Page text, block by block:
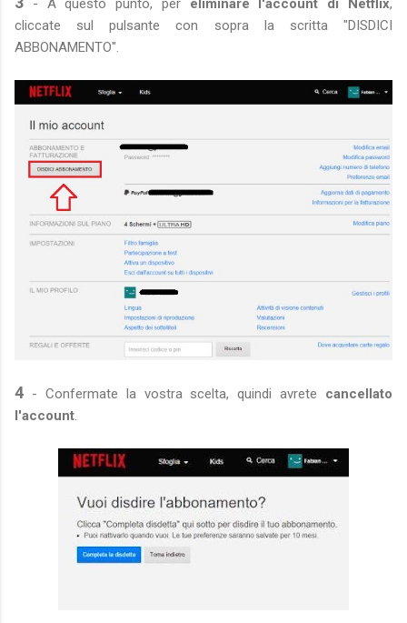
- A questo punto, per eliminare l'account di Netflix,
cliccate sul pulsante con sopra la scritta "DISDICI
ABBONAMENTO".
4 - Confermate la vostra scelta, quindi avrete cancellato
l'account.